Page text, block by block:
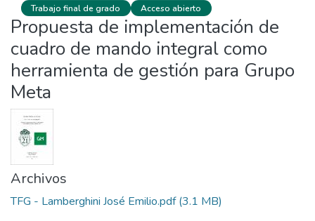
Trabajo final de grado Acceso abierto
Propuesta de implementación de
cuadro de mando integral como
herramienta de gestión para Grupo
Meta
Archivos
TFG - Lamberghini José Emilio.pdf(3.1 MB)